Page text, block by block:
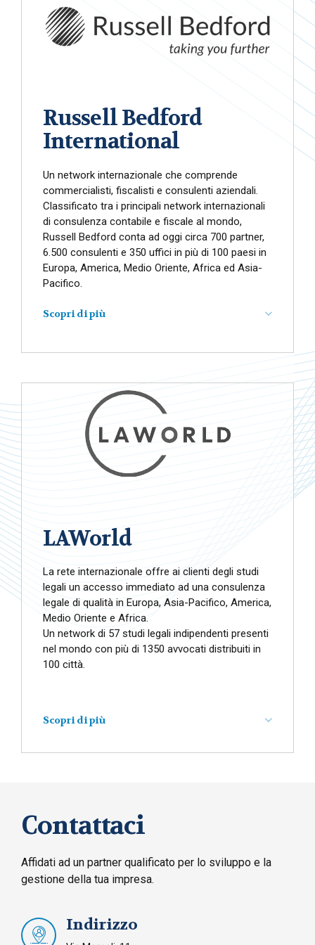
Russell Bedford
International
Un network internazionale che comprende
commercialisti, fiscalisti e consulenti aziendali.
Classificato tra i principali network internazionali
di consulenza contabile e fiscale al mondo,
Russell Bedford conta ad oggi circa 700 partner,
6.500 consulenti e 350 uffici in più di 100 paesi in
Europa, America, Medio Oriente, Africa ed Asia-
Pacifico.
Scopri di più
progetti di sviluppo internazionale
vasta gamma di servizi centrati sulla
qualità
Strategia aziendale e
Costituzioneed amministrazione di società
Servizi contabili e delpersonaleesternalizzati
Adempimenti fiscali
personalizzata
Forte collaborazione fra Studio Corno e gli
Supporto in loco.
Consulenza aziendale
Fiscalità internazionale
LAWorld
La rete internazionale offre ai clienti degli studi
legali un accesso immediato ad una consulenza
legale di qualità in Europa, Asia-Pacifico, America,
Medio Oriente e Africa.
Un network di 57 studi legali indipendenti presenti
nel mondo con più di 1350 avvocati distribuiti in
100 città.
Scopri di più
Contattaci
Affidati ad un partner qualificato per lo sviluppo e la
gestione della tua impresa.
Indirizzo